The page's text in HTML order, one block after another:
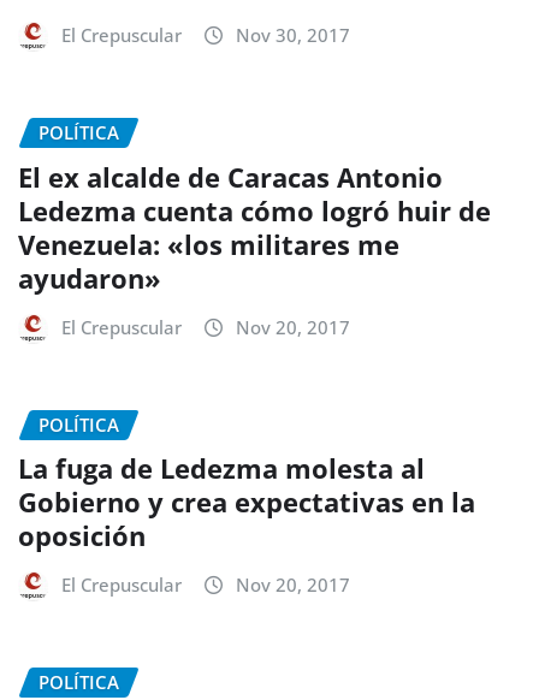
El Crepuscular Nov 30, 2017
POLÍTICA
El ex alcalde de Caracas Antonio
Ledezma cuenta cómo logró huir de
Venezuela: «los militares me
ayudaron»
El Crepuscular Nov 20, 2017
POLÍTICA
La fuga de Ledezma molesta al
Gobierno y crea expectativas en la
oposición
El Crepuscular Nov 20, 2017
POLÍTICA